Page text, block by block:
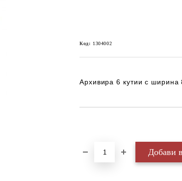
Код: 1304002
Архивира 6 кутии с